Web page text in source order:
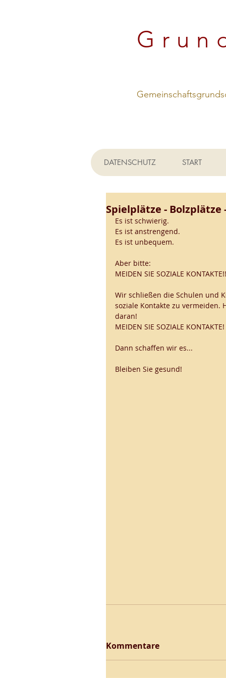
DATENSCHUTZ START
Spielplätze - Bolzplätze
Es ist schwierig.
Es ist anstrengend.
Es ist unbequem.
Aber bitte:
MEIDEN SIE SOZIALE
Wir schließen die Schulen und
soziale Kontakte zu vermeiden.
daran!
MEIDEN SIE SOZIALE KONTAKTE!
Dann schaffen wir es...
Bleiben Sie gesund!
Kommentare